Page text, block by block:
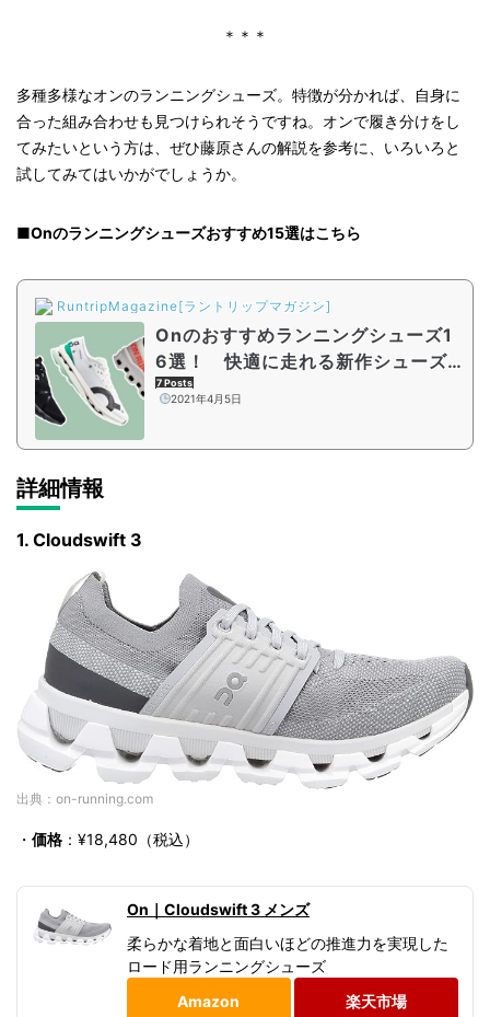
＊＊＊
多種多様なオンのランニングシューズ。特徴が分かれば、自身に
合った組み合わせも見つけられそうですね。オンで履き分けをし
てみたいという方は、ぜひ藤原さんの解説を参考に、いろいろと
試してみてはいかがでしょうか。
■Onのランニングシューズおすすめ15選はこちら
RuntripMagazine[ラントリップマガジン]
Onのおすすめランニングシューズ1
6選！ 快適に走れる新作シューズ
の特徴や魅力とは
7 Posts
2021年4月5日
詳細情報
1. Cloudswift 3
出典：on-running.com
・ 価格 ：¥18,480（税込）
On｜Cloudswift 3 メンズ
柔らかな着地と面白いほどの推進力を実現した
ロード用ランニングシューズ
Amazon
楽天市場